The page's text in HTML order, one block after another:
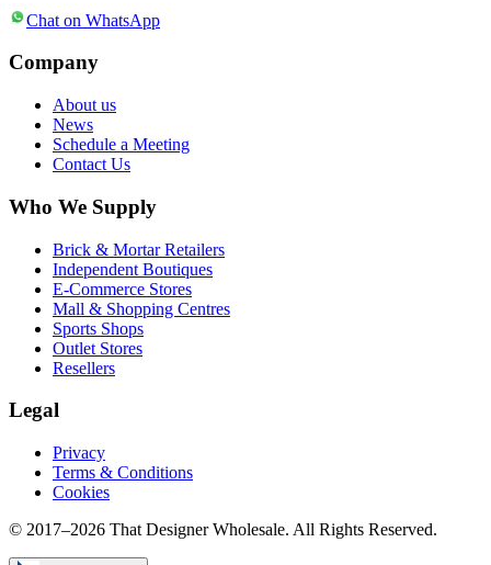
Chat on WhatsApp
Company
About us
News
Schedule a Meeting
Contact Us
Who We Supply
Brick & Mortar Retailers
Independent Boutiques
E-Commerce Stores
Mall & Shopping Centres
Sports Shops
Outlet Stores
Resellers
Legal
Privacy
Terms & Conditions
Cookies
© 2017–2026 That Designer Wholesale. All Rights Reserved.